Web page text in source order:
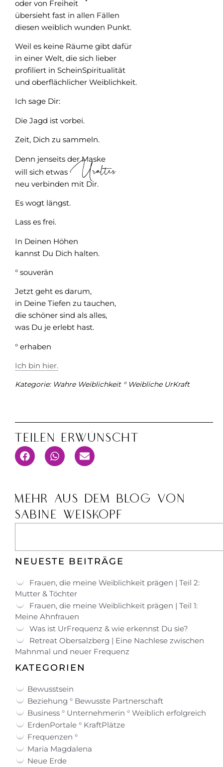
oder von Freiheit
übersieht fast in allen Fällen
diesen weiblich wunden Punkt.
Weil es keine Räume gibt dafür
in einer Welt, die sich lieber
profiliert in ScheinSpiritualität
und oberflächlicher Weiblichkeit.
Ich sage Dir:
Die Jagd ist vorbei.
Zeit, Dich zu sammeln.
Denn jenseits der Maske
will sich etwas Uraltes
neu verbinden mit Dir.
Es wogt längst.
Lass es frei.
In Deinen Höhen
kannst Du Dich halten.
° souverän
Jetzt geht es darum,
in Deine Tiefen zu tauchen,
die schöner sind als alles,
was Du je erlebt hast.
° erhaben
Ich bin hier.
Kategorie: Wahre Weiblichkeit ° Weibliche UrKraft
Teilen Erwünscht
MEHR AUS DEM BLOG VON
SABINE WEISKOPF
NEUESTE BEITRÄGE
Frauen, die meine Weiblichkeit prägen | Teil 2:
Mutter & Töchter
Frauen, die meine Weiblichkeit prägen | Teil 1:
Meine Ahnfrauen
Was ist UrFrequenz & wie erkennst Du sie?
Retreat Obersalzberg | Eine Nachlese zwischen
Mahnmal und neuer Frequenz
KATEGORIEN
Bewusstsein
Beziehung ° Bewusste Partnerschaft
Business ° Unternehmerin ° Weiblich erfolgreich
ErdenPortale ° KraftPlätze
Frequenzen °
Maria Magdalena
Neue Erde